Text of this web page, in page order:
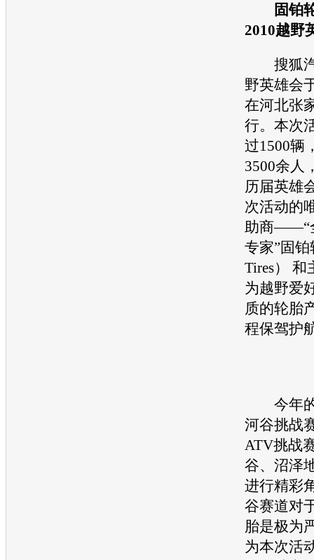
固铂
2010越野
搜狐
野英雄会
在河北张
行。本次
过1500辆
3500余人
历届英雄
次活动的
助商——“
专家”固铂
Tires） 和
为越野爱
质的轮胎
程保驾护
今年的
河谷挑战
ATV挑战
谷、沼泽
进行精彩
谷赛道对
胎是极为
为本次活